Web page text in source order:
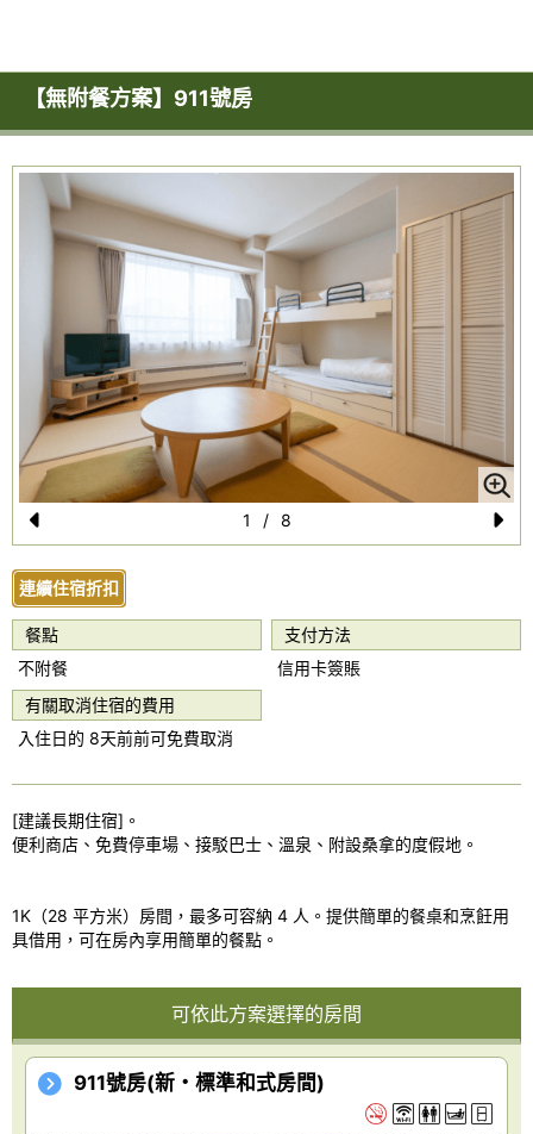
【無附餐方案】911號房
Pr
e
vi
o
u
s
N
xt
1 / 8
連續住宿折扣
餐點
不附餐
支付方法
信用卡簽賬
有關取消住宿的費用
入住日的 8天前前可免費取消
[建議長期住宿]。
便利商店、免費停車場、接駁巴士、溫泉、附設桑拿的度假地。
1K（28 平方米）房間，最多可容納 4 人。提供簡單的餐桌和烹飪用
具借用，可在房內享用簡單的餐點。
可依此方案選擇的房間
911號房(新・標準和式房間)